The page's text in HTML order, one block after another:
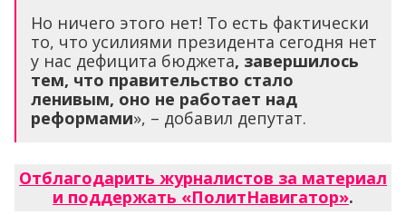
Но ничего этого нет! То есть фактически
то, что усилиями президента сегодня нет
у нас дефицита бюджета, завершилось
тем, что правительство стало
ленивым, оно не работает над
реформами», – добавил депутат.
Отблагодарить журналистов за материал
и поддержать «ПолитНавигатор».